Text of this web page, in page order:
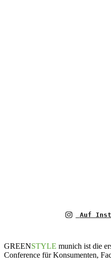
Auf
GREENSTYLE munich ist die
Conference für Konsumenten,